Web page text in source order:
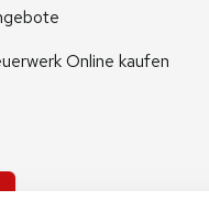
Online kaufen